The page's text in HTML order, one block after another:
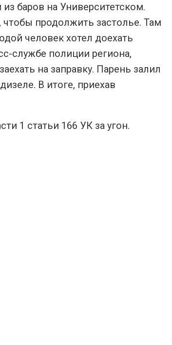
баров на Университетском.
продолжить застолье. Там
человек хотел доехать
службе полиции региона,
на заправку. Парень залил
В итоге, приехав
1 статьи 166 УК за угон.